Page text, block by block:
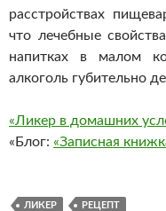
расстройствах
что лечебные
напитках в малом
алкоголь губительно
«Ликер в домашних
«Блог: «Записная
ЛИКЕР РЕЦЕПТ